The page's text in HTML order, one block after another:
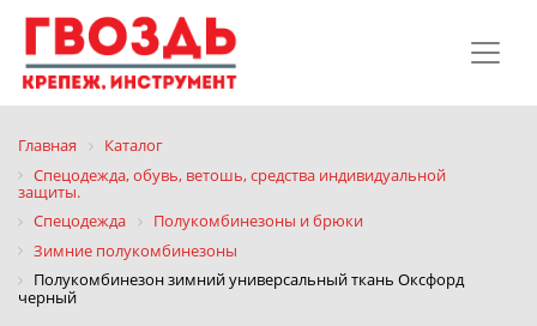
Главная
Каталог
Спецодежда, обувь, ветошь, средства индивидуальной
защиты.
Спецодежда
Полукомбинезоны и брюки
Зимние полукомбинезоны
Полукомбинезон зимний универсальный ткань Оксфорд
черный